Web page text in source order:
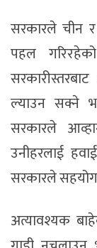
सरकारले चीन
पहल
ल्याउन सक्ने
सरकारले
उनीहरलाई
सरकारले
अत्यावश्यक